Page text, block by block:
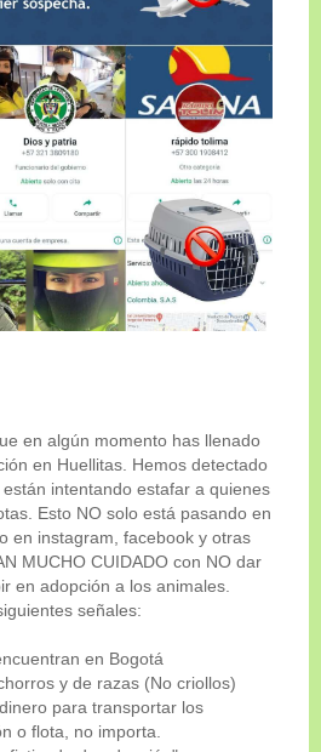
ADOPTADO
en algún momento has llenado
en Huellitas. Hemos detectado
intentando estafar a quienes
Esto NO solo está pasando en
en instagram, facebook y otras
MUCHO CUIDADO con NO dar
en adopción a los animales.
señales:
en Bogotá
y de razas (No criollos)
para transportar los
o flota, no importa.